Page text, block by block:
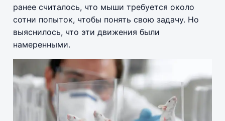
ранее считалось, что мыши требуется около
сотни попыток, чтобы понять свою задачу. Но
выяснилось, что эти движения были
намеренными.